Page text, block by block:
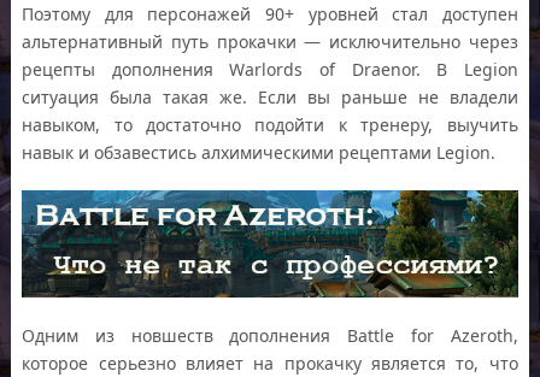
Поэтому для персонажей 90+ уровней стал доступен
альтернативный путь прокачки — исключительно через
рецепты дополнения Warlords of Draenor. В Legion
ситуация была такая же. Если вы раньше не владели
навыком, то достаточно подойти к тренеру, выучить
навык и обзавестись алхимическими рецептами Legion.
Одним из новшеств дополнения Battle for Azeroth,
которое серьезно влияет на прокачку является то, что